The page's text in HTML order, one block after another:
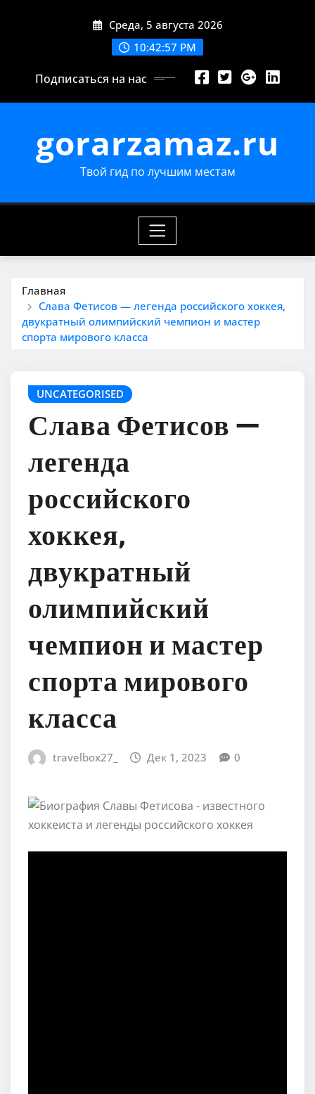
Среда, 5 августа 2026
10:42:57 PM
Подписаться на нас
gorarzamaz.ru
Твой гид по лучшим местам
Главная
Слава Фетисов — легенда российского хоккея,
двукратный олимпийский чемпион и мастер
спорта мирового класса
UNCATEGORISED
Слава Фетисов —
легенда
российского
хоккея,
двукратный
олимпийский
чемпион и мастер
спорта мирового
класса
travelbox27_ Дек 1, 2023 0